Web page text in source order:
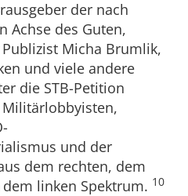
der nach
Achse des Guten,
Micha Brumlik,
und viele andere
die STB-Petition
Militärlobbyisten,
und der
dem rechten, dem
linken Spektrum. 10